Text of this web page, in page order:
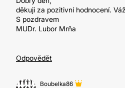
děkuji za pozitivní hodnocení.
S pozdravem
MUDr. Lubor Mrňa
Odpovědět
Boubelka86